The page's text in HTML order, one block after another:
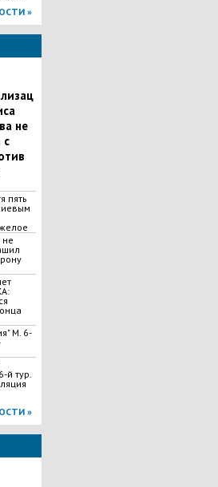
»
не
с
пять
М. 6-
й тур.
»